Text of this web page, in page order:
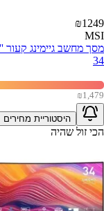
₪1249
MSI
34
₪1,479
היסטוריית מחירים
הכי זול שהיה